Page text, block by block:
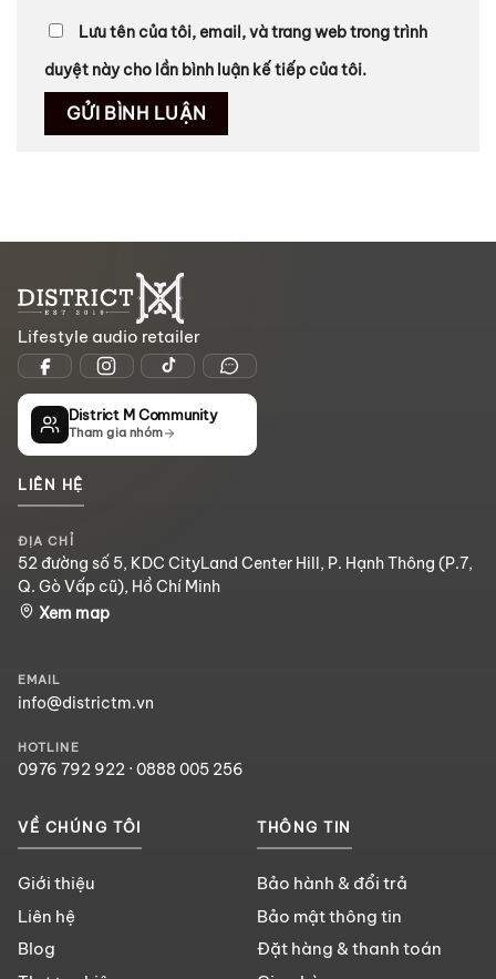
Lưu tên của tôi, email, và trang web trong trình
duyệt này cho lần bình luận kế tiếp của tôi.
Lifestyle audio retailer
District M Community
Tham gia nhóm
LIÊN HỆ
ĐỊA CHỈ
52 đường số 5, KDC CityLand Center Hill, P. Hạnh Thông (P.7,
Q. Gò Vấp cũ), Hồ Chí Minh
Xem map
EMAIL
info@districtm.vn
HOTLINE
0976 792 922 · 0888 005 256
VỀ CHÚNG TÔI
Giới thiệu
Liên hệ
Blog
THÔNG TIN
Bảo hành & đổi trả
Bảo mật thông tin
Đặt hàng & thanh toán